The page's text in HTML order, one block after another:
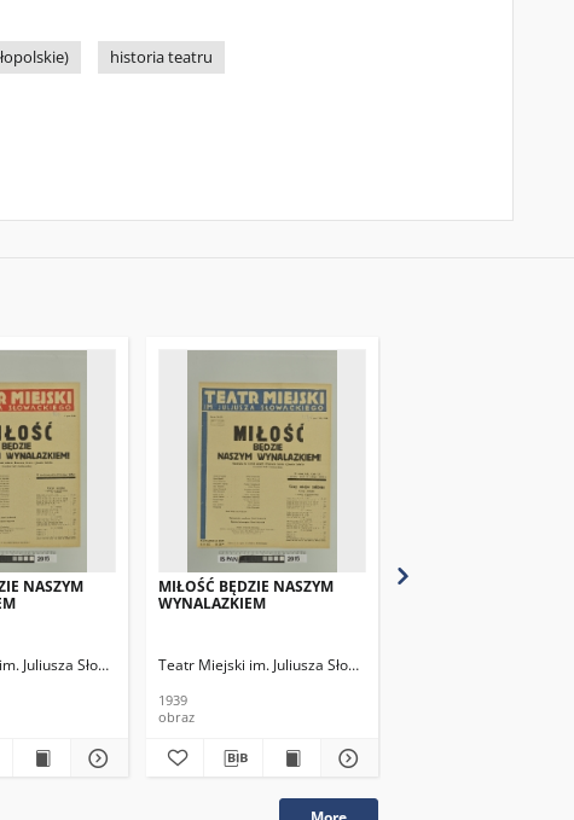
historia teatru
NASZYM
Juliusza Słowackiego
MIŁOŚĆ BĘDZIE NASZYM
WYNALAZKIEM
Teatr Miejski im. Juliusza Słowackiego
1939
obraz